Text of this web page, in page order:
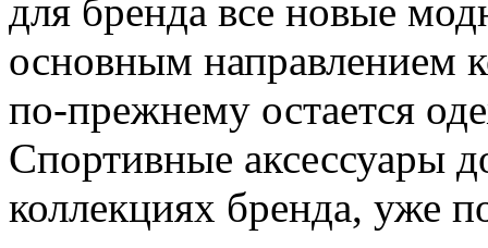
для бренда все новые
основным направлением
по-прежнему остается
Спортивные аксессуары
коллекциях бренда, уже